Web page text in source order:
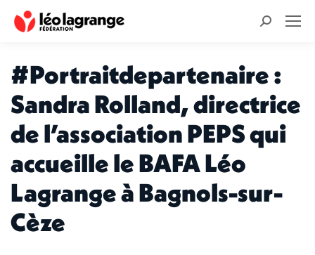
Recherche
#Portraitdepartenaire :
Sandra Rolland, directrice
de l’association PEPS qui
accueille le BAFA Léo
Lagrange à Bagnols-sur-
Cèze